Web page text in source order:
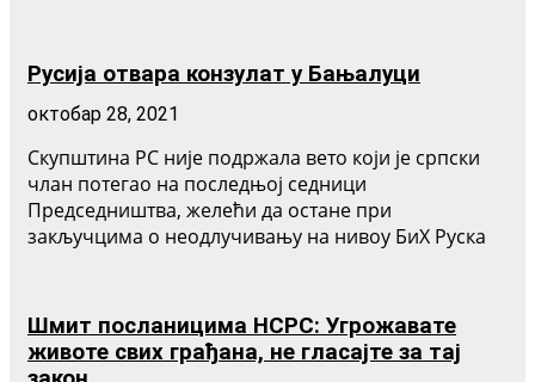
Русија отвара конзулат у Бањалуци
октобар 28, 2021
Скупштина РС није подржала вето који је српски
члан потегао на последњој седници
Председништва, желећи да остане при
закључцима о неодлучивању на нивоу БиХ Руска
Шмит посланицима НСРС: Угрожавате
животе свих грађана, не гласајте за тај